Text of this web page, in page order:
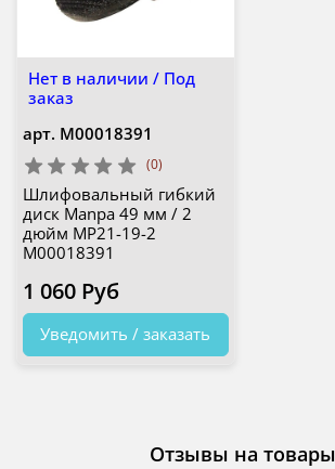
Нет в наличии / Под
заказ
арт. М00018391
(0)
Шлифовальный гибкий
диск Manpa 49 мм / 2
дюйм MP21-19-2
М00018391
1 060 Руб
Уведомить / заказать
Отзывы на товары